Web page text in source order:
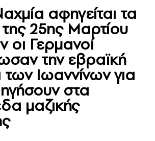
αφηγείται τα
25ης Μαρτίου
οι Γερμανοί
την εβραϊκή
των Ιωαννίνων για
στα
μαζικής